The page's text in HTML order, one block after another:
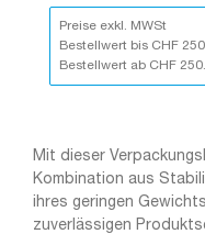
Preise exkl. MWSt
Bestellwert bis CHF
Bestellwert ab CHF
Mit dieser
Kombination aus
ihres geringen
zuverlässigen